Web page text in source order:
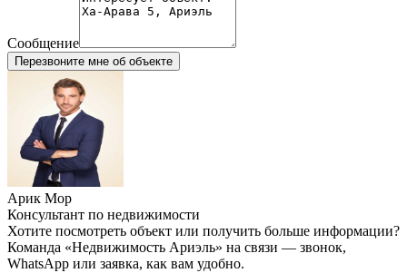
Сообщение
Перезвоните мне об объекте
Арик Мор
Консультант по недвижимости
Хотите посмотреть объект или получить больше информации?
Команда «Недвижимость Ариэль» на связи — звонок,
WhatsApp или заявка, как вам удобно.